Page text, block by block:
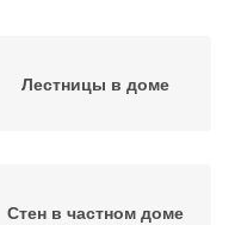
Лестницы в доме
Стен в частном доме